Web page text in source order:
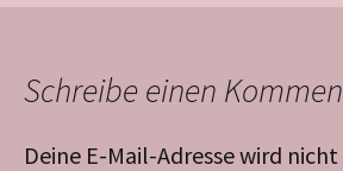
Schreibe einen
Deine E-Mail-Adresse wird